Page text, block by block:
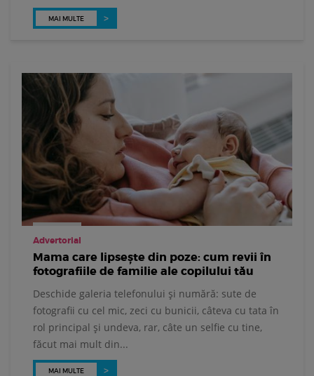
MAI MULTE
Advertorial
Mama care lipsește din poze: cum revii în
fotografiile de familie ale copilului tău
Deschide galeria telefonului și numără: sute de
fotografii cu cel mic, zeci cu bunicii, câteva cu tata în
rol principal și undeva, rar, câte un selfie cu tine,
făcut mai mult din...
MAI MULTE